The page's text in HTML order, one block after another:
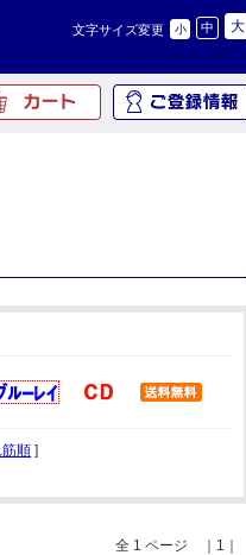
文字サイズ変更 小 中 大
順 ]
全 1 ページ ｜1｜